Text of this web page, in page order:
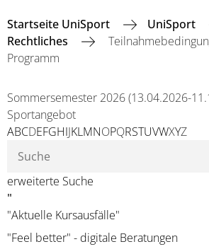
Startseite UniSport
UniSport
Rechtliches
Programm
Sommersemester 2026 (13.04.2026-
Sportangebot
ABCDEFGHIJKLMNOPQRSTUVWXYZ
erweiterte Suche
"
"Aktuelle Kursausfälle"
"Feel better" - digitale Beratungen